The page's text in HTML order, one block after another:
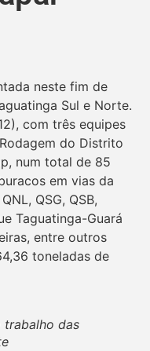
neste fim de
Sul e Norte.
com três equipes
do Distrito
num total de 85
em vias da
QSG, QSB,
Taguatinga-Guará
entre outros
toneladas de
trabalho das